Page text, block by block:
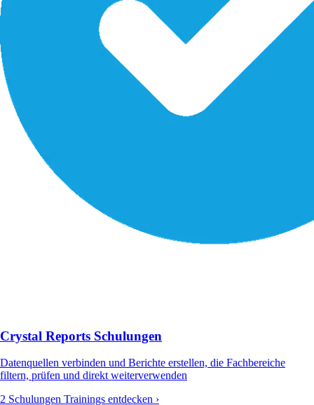
Crystal Reports Schulungen
Datenquellen verbinden und Berichte erstellen, die Fachbereiche
filtern, prüfen und direkt weiterverwenden
2 Schulungen Trainings entdecken ›